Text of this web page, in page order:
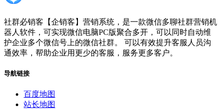
社群必销客【企销客】营销系统，是一款微信多聊社群营销机
器人软件，可实现微信电脑PC版聚合多开，可以同时自动维
护企业多个微信号上的微信社群。 可以有效提升客服人员沟
通效率，帮助企业用更少的客服，服务更多客户。
导航链接
百度地图
站长地图